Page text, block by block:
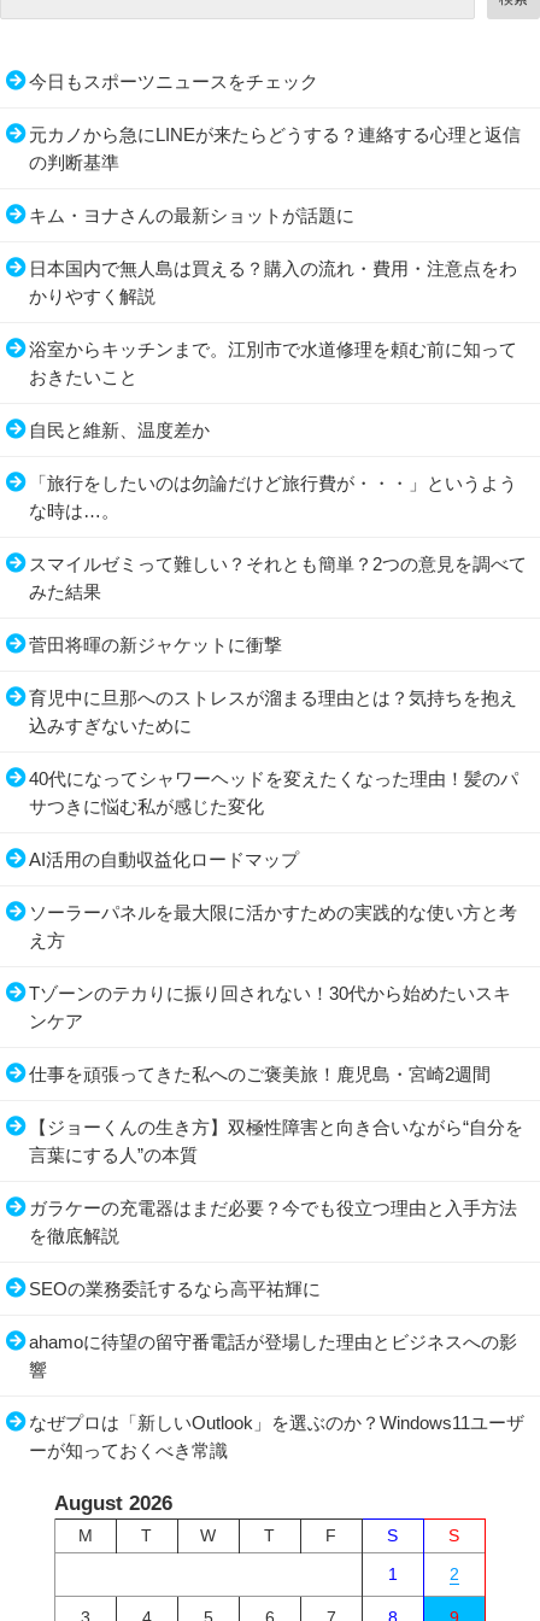
今日もスポーツニュースをチェック
元カノから急にLINEが来たらどうする？連絡する心理と返信
の判断基準
キム・ヨナさんの最新ショットが話題に
日本国内で無人島は買える？購入の流れ・費用・注意点をわ
かりやすく解説
浴室からキッチンまで。江別市で水道修理を頼む前に知って
おきたいこと
自民と維新、温度差か
「旅行をしたいのは勿論だけど旅行費が・・・」というよう
な時は…。
スマイルゼミって難しい？それとも簡単？2つの意見を調べて
みた結果
菅田将暉の新ジャケットに衝撃
育児中に旦那へのストレスが溜まる理由とは？気持ちを抱え
込みすぎないために
40代になってシャワーヘッドを変えたくなった理由！髪のパ
サつきに悩む私が感じた変化
AI活用の自動収益化ロードマップ
ソーラーパネルを最大限に活かすための実践的な使い方と考
え方
Tゾーンのテカりに振り回されない！30代から始めたいスキ
ンケア
仕事を頑張ってきた私へのご褒美旅！鹿児島・宮崎2週間
【ジョーくんの生き方】双極性障害と向き合いながら“自分を
言葉にする人”の本質
ガラケーの充電器はまだ必要？今でも役立つ理由と入手方法
を徹底解説
SEOの業務委託するなら高平祐輝に
ahamoに待望の留守番電話が登場した理由とビジネスへの影
響
なぜプロは「新しいOutlook」を選ぶのか？Windows11ユーザ
ーが知っておくべき常識
August 2026
M T W T F S
S
1
2
3 4 5 6 7 8 9